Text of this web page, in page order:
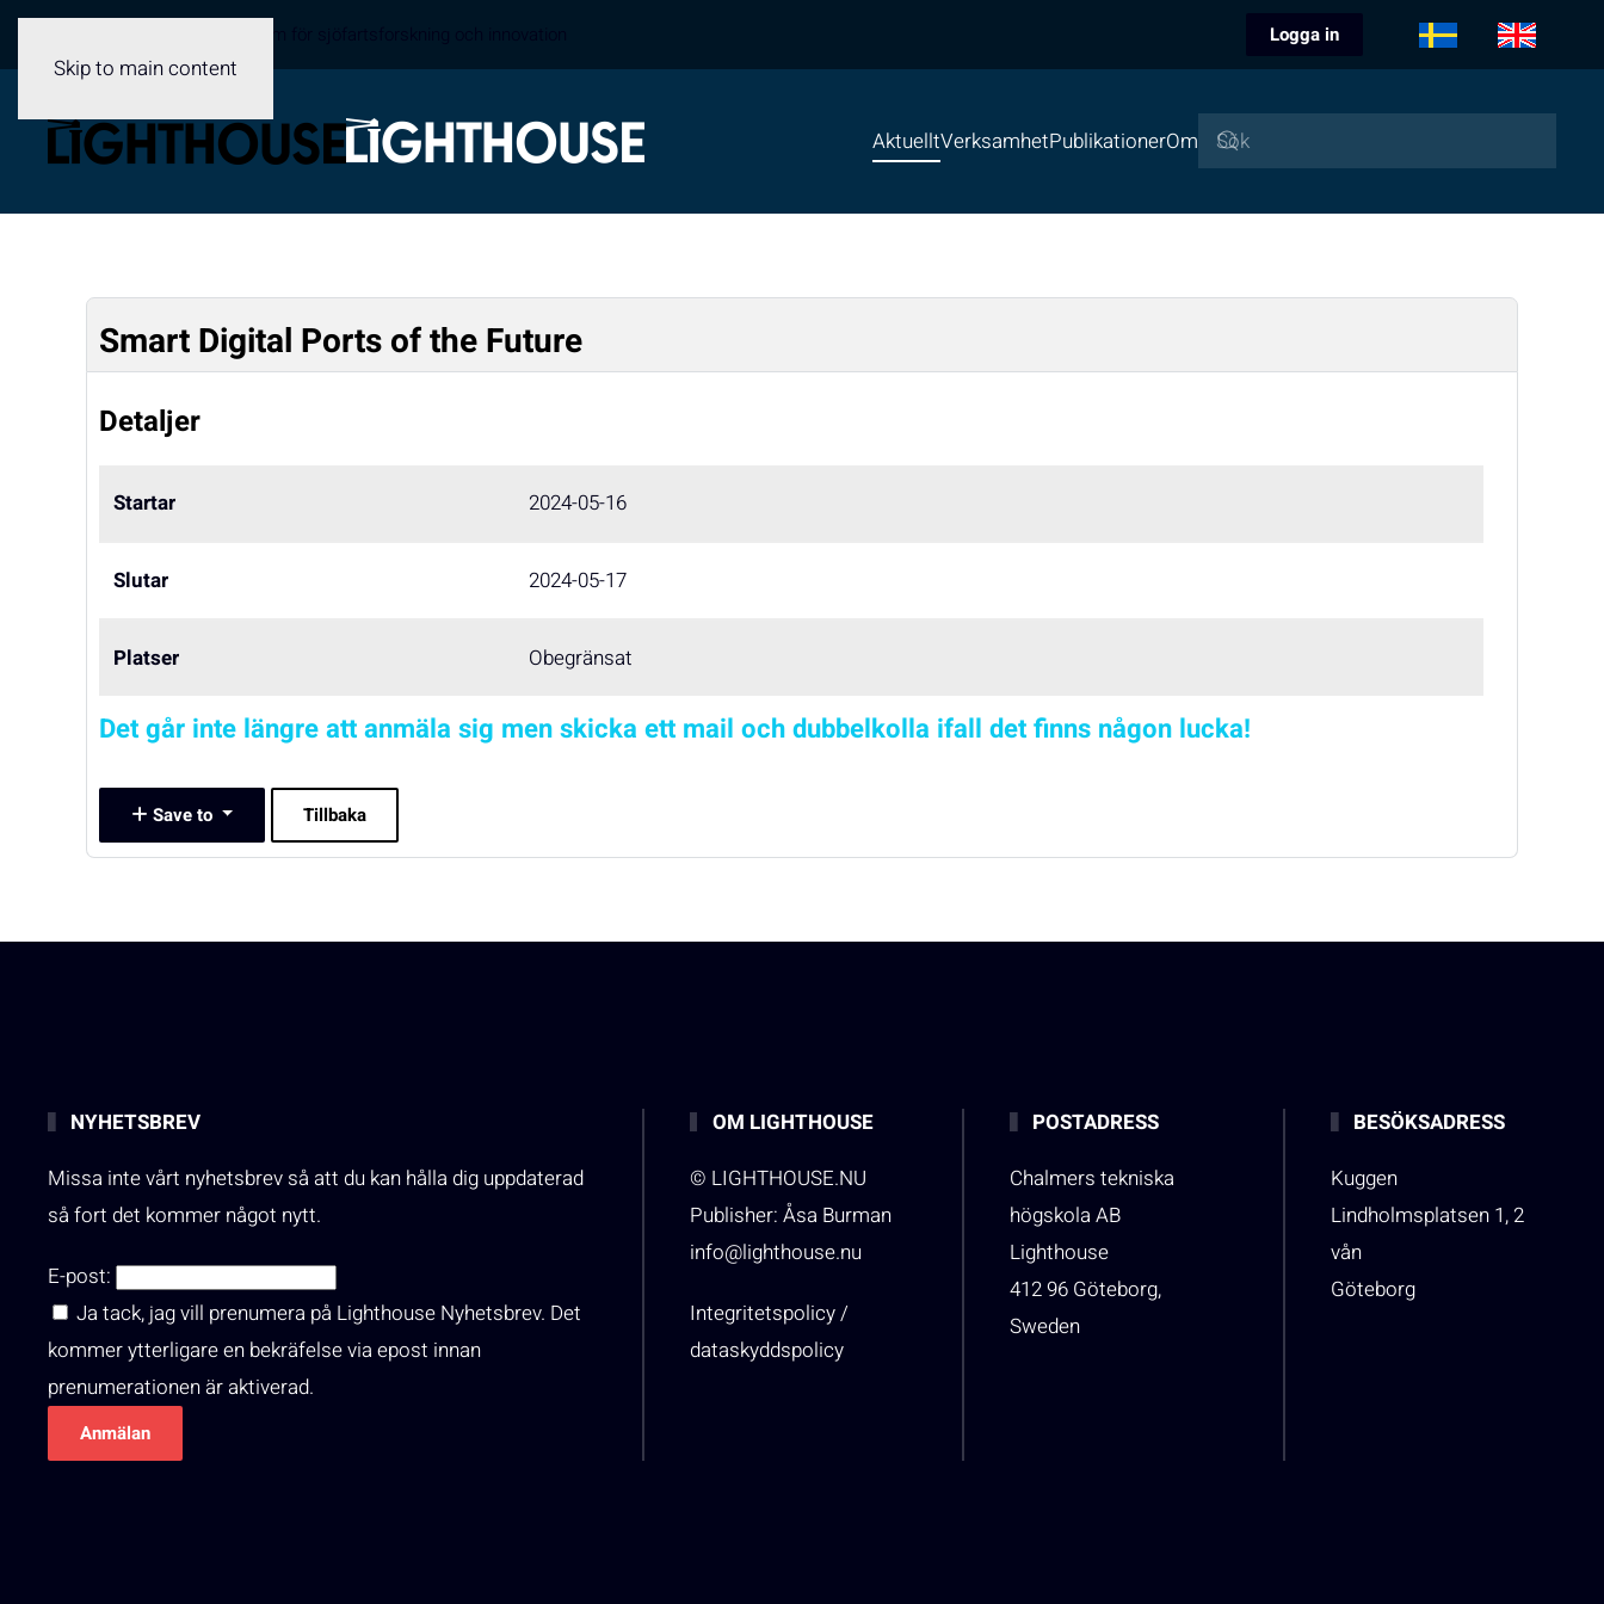
Skip to main content
Logga in
AktuelltVerksamhetPublikationerOm
Smart Digital Ports of the Future
Detaljer
Startar 2024-05-16
Slutar 2024-05-17
Platser Obegränsat
Det går inte längre att anmäla sig men skicka ett mail och dubbelkolla ifall det finns någon lucka!
Save to Tillbaka
NYHETSBREV
Missa inte vårt nyhetsbrev så att du kan hålla dig uppdaterad
så fort det kommer något nytt.
E-post:
Ja tack, jag vill prenumera på Lighthouse Nyhetsbrev. Det
kommer ytterligare en bekräfelse via epost innan
prenumerationen är aktiverad.
OM LIGHTHOUSE
© LIGHTHOUSE.NU
Publisher: Åsa Burman
info@lighthouse.nu
Integritetspolicy /
dataskyddspolicy
POSTADRESS
Chalmers tekniska
högskola AB
Lighthouse
412 96 Göteborg,
Sweden
BESÖKSADRESS
Kuggen
Lindholmsplatsen 1, 2
vån
Göteborg